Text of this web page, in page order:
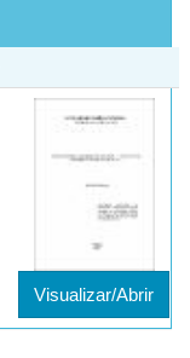
Visualizar/Abrir